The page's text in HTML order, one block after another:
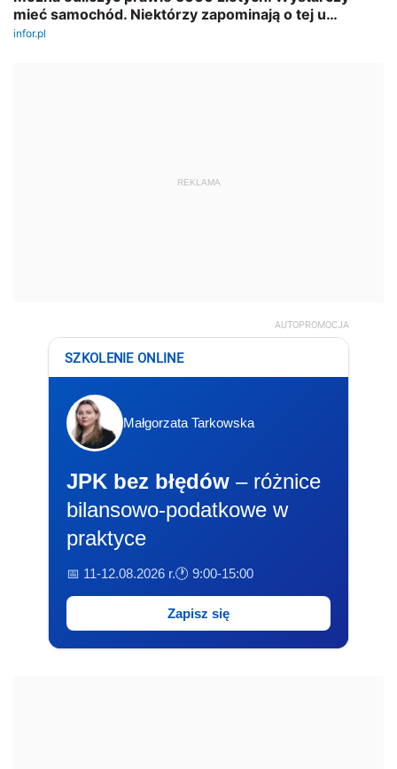
REKLAMA
AUTOPROMOCJA
SZKOLENIE ONLINE
Małgorzata Tarkowska
JPK bez błędów – różnice
bilansowo-podatkowe w
praktyce
📅 11-12.08.2026 r.🕐 9:00-15:00
Zapisz się